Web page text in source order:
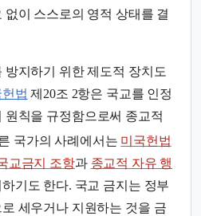
이 스스로의 영적 상태를 결
방지하기 위한 제도적 장치도
법 제20조 2항은 국교를 인정
원칙을 규정함으로써 종교적
국가의 사례에서는 미국헌법
교금지 조항과 종교적 자유 행
기도 한다. 국교 금지는 정부
세우거나 지원하는 것을 금